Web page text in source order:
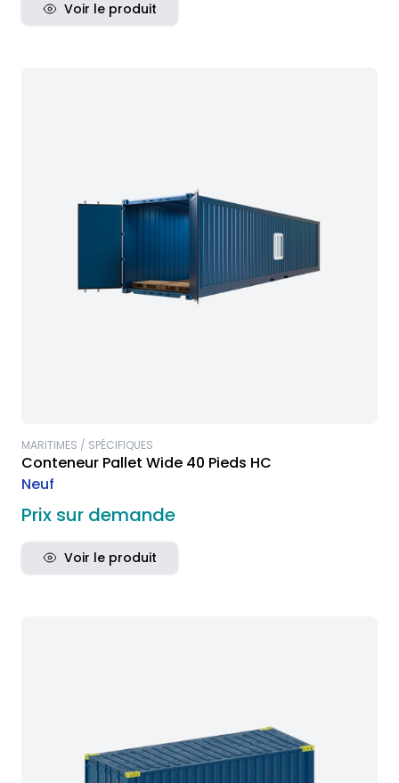
Voir le produit
MARITIMES / SPÉCIFIQUES
Conteneur Pallet Wide 40 Pieds HC
Neuf
Prix sur demande
Voir le produit